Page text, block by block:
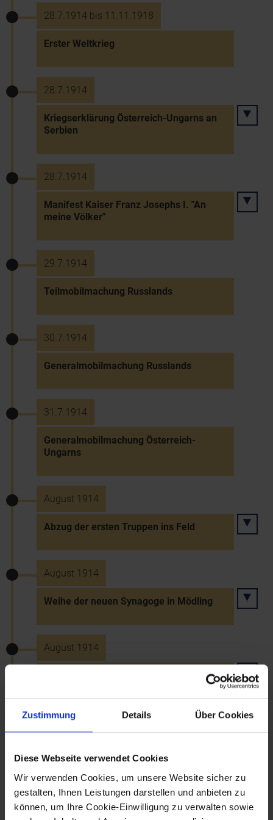
Zustimmung Details Über Cookies
Diese Webseite verwendet Cookies
Wir verwenden Cookies, um unsere Website sicher zu
gestalten, Ihnen Leistungen darstellen und anbieten zu
können, um Ihre Cookie-Einwilligung zu verwalten sowie
28.7.1914 bis 11.11.1918
Erster Weltkrieg
28.7.1914
Kriegserklärung Österreich-Ungarns an
Serbien
28.7.1914
Manifest Kaiser Franz Josephs I. "An
meine Völker"
29.7.1914
Teilmobilmachung Russlands
30.7.1914
Generalmobilmachung Russlands
31.7.1914
Generalmobilmachung Österreich-
Ungarns
August 1914
Abzug der ersten Truppen ins Feld
August 1914
Weihe der neuen Synagoge in Mödling
August 1914
Weihe der Synagoge in Klosterneuburg
1.8.1914
Rußland
3.8.1914